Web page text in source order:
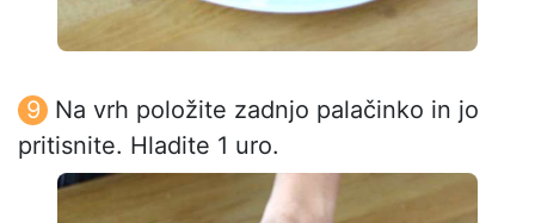
Na vrh položite zadnjo palačinko in jo
pritisnite. Hladite 1 uro.